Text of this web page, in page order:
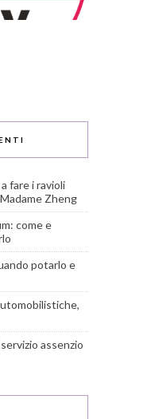
fare i ravioli
Zheng
come e
potarlo e
assenzio